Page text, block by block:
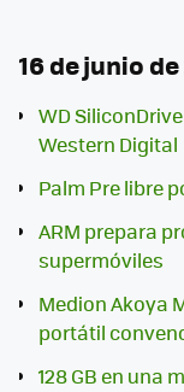
16 de junio
WD
Western Digital
Palm Pre libre
ARM prepara
supermóviles
Medion Akoya
portátil
128 GB en una